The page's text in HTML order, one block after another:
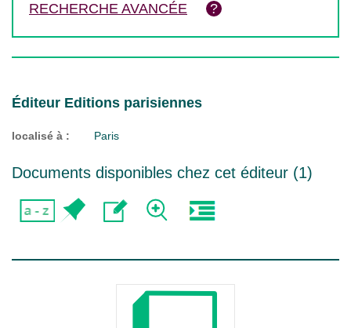
RECHERCHE AVANCÉE
Éditeur Editions parisiennes
localisé à : Paris
Documents disponibles chez cet éditeur (1)